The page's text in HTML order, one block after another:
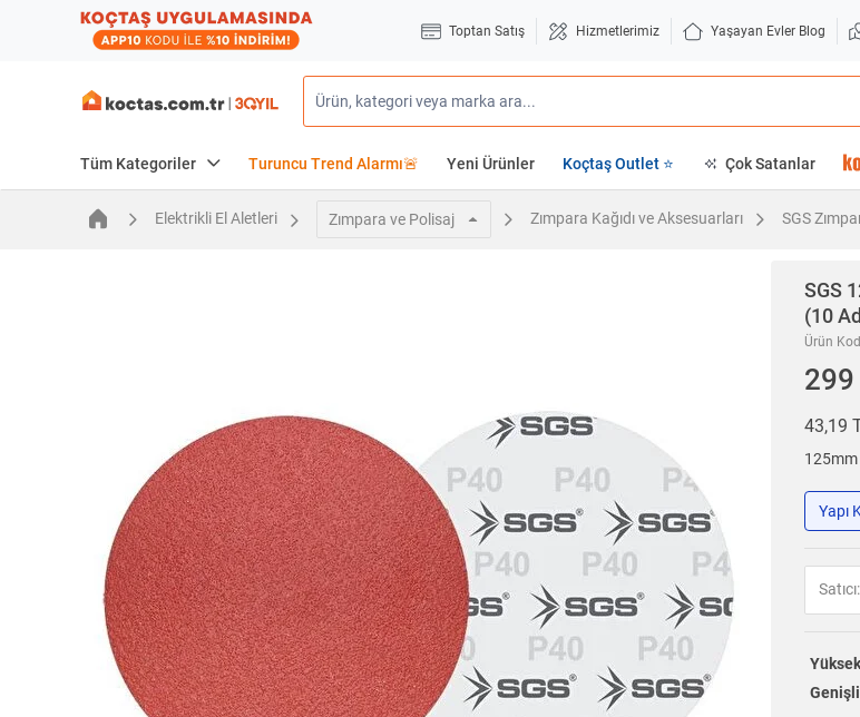
Toptan Satış Hizmetlerimiz Yaşayan Evler Blog
Tüm Kategoriler Turuncu Trend Alarmı🚨 Yeni Ürünler Koçtaş Outlet ⭐ Çok Satanlar
Elektrikli El Aletleri Zımpara ve Polisaj Zımpara Kağıdı ve Aksesuarları SGS
SGS
(10
Ürün
299
43,19
125mm
Yapı
Satıcı: